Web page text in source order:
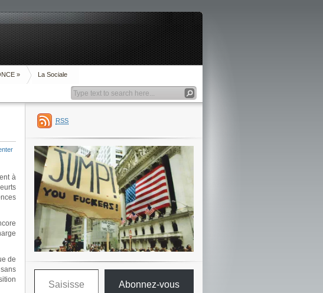
» La Sociale
à
de
RSS
Saisissez votre adresse e-mail…
Abonnez-vous